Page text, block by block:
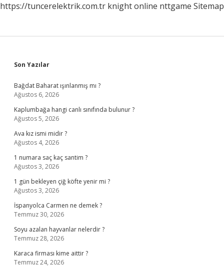
https://tuncerelektrik.com.tr knight online nttgame Sitemap
Sidebar
Son Yazılar
Bağdat Baharat ışınlanmış mı ?
Ağustos 6, 2026
Kaplumbağa hangi canlı sınıfında bulunur ?
Ağustos 5, 2026
Ava kız ismi midir ?
Ağustos 4, 2026
1 numara saç kaç santim ?
Ağustos 3, 2026
1 gün bekleyen çiğ köfte yenir mi ?
Ağustos 3, 2026
İspanyolca Carmen ne demek ?
Temmuz 30, 2026
Soyu azalan hayvanlar nelerdir ?
Temmuz 28, 2026
Karaca firması kime aittir ?
Temmuz 24, 2026